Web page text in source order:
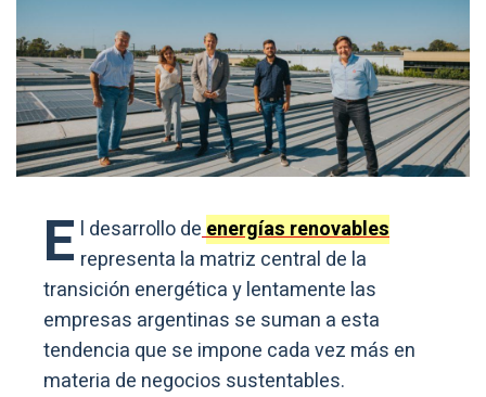
E l desarrollo deenergías renovables
representa la matriz central de la
transición energética y lentamente las
empresas argentinas se suman a esta
tendencia que se impone cada vez más en
materia de negocios sustentables.